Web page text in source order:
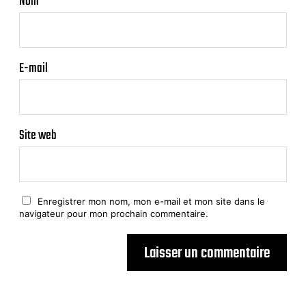
E-mail
Site web
Enregistrer mon nom, mon e-mail et mon site dans le
navigateur pour mon prochain commentaire.